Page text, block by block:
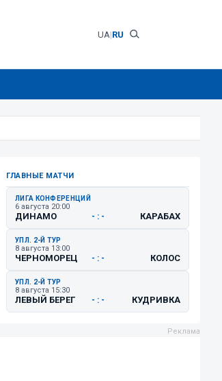
UA|RU
ГЛАВНЫЕ МАТЧИ
ЛИГА КОНФЕРЕНЦИЙ
6 августа 20:00
ДИНАМО - : - КАРАБАХ
УПЛ. 2-Й ТУР
8 августа 13:00
ЧЕРНОМОРЕЦ - : - КОЛОС
УПЛ. 2-Й ТУР
8 августа 15:30
ЛЕВЫЙ БЕРЕГ - : - КУДРИВКА